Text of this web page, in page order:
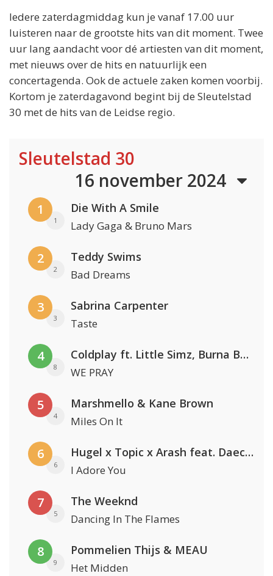
Iedere zaterdagmiddag kun je vanaf 17.00 uur
luisteren naar de grootste hits van dit moment. Twee
uur lang aandacht voor dé artiesten van dit moment,
met nieuws over de hits en natuurlijk een
concertagenda. Ook de actuele zaken komen voorbij.
Kortom je zaterdagavond begint bij de Sleutelstad
30 met de hits van de Leidse regio.
Sleutelstad 30
16 november 2024
1
1
Die With A Smile
Lady Gaga & Bruno Mars
2
2
Teddy Swims
Bad Dreams
3
3
Sabrina Carpenter
Taste
4
8
Coldplay ft. Little Simz, Burna Boy, Elyanna & Tini
WE PRAY
5
4
Marshmello & Kane Brown
Miles On It
6
6
Hugel x Topic x Arash feat. Daecolm
I Adore You
7
5
The Weeknd
Dancing In The Flames
8
9
Pommelien Thijs & MEAU
Het Midden